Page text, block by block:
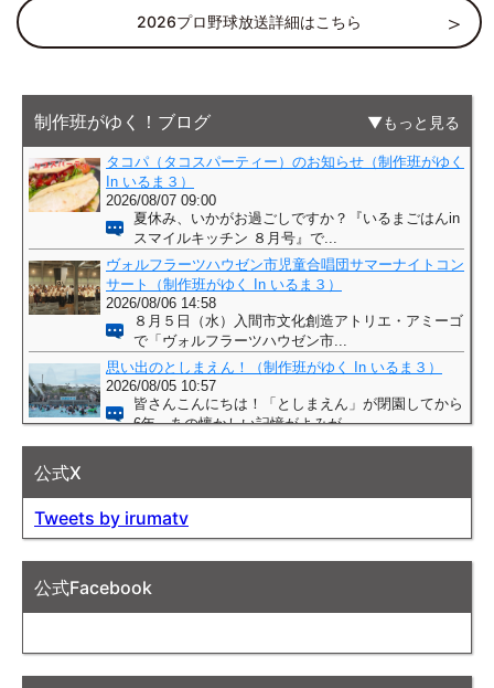
2026プロ野球放送詳細はこちら
制作班がゆく！ブログ もっと見る
公式X
Tweets by irumatv
公式Facebook